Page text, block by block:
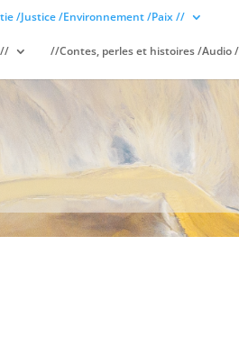
/Justice /Environnement /Paix //
//Contes, perles et histoires /Audio